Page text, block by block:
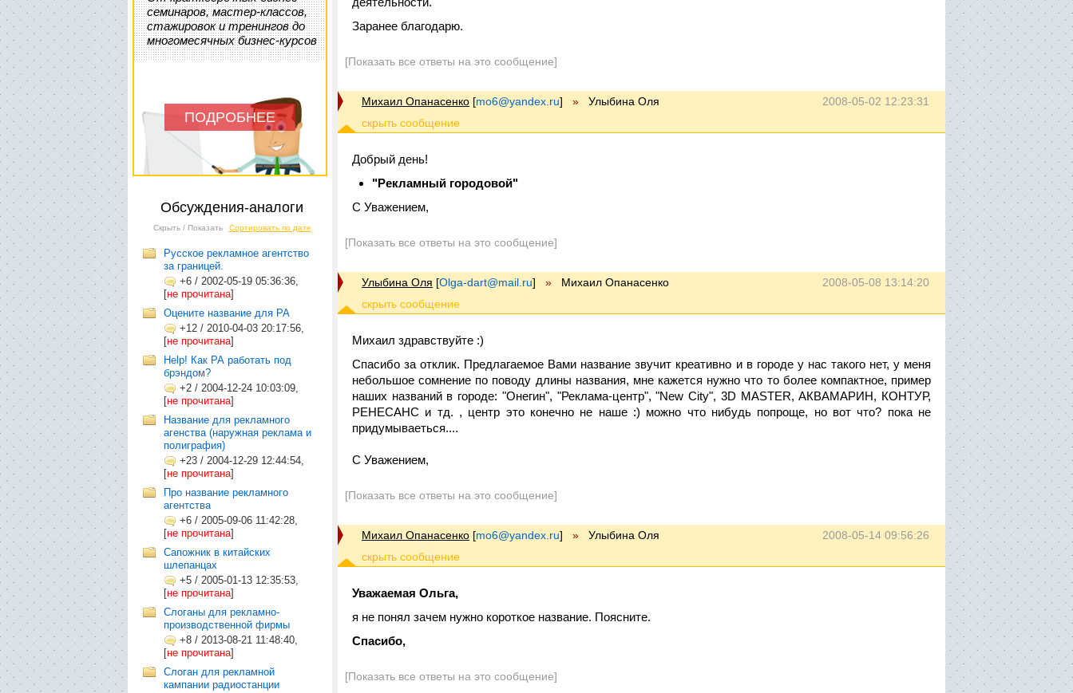
семинаров, мастер-классов,
стажировок и тренингов до
многомесячных бизнес-курсов
ПОДРОБНЕЕ
Обсуждения-аналоги
Скрыть / Показать Сортировать по дате
Русское рекламное агентство
за границей.
+6 / 2002-05-19 05:36:36,
[не прочитана]
Оцените название для РА
+12 / 2010-04-03 20:17:56,
[не прочитана]
Help! Как РА работать под
брэндом?
+2 / 2004-12-24 10:03:09,
[не прочитана]
Название для рекламного
агенства (наружная реклама и
полиграфия)
+23 / 2004-12-29 12:44:54,
[не прочитана]
Про название рекламного
агентства
+6 / 2005-09-06 11:42:28,
[не прочитана]
Сапожник в китайских
шлепанцах
+5 / 2005-01-13 12:35:53,
[не прочитана]
Слоганы для рекламно-
производственной фирмы
+8 / 2013-08-21 11:48:40,
[не прочитана]
Слоган для рекламной
кампании радиостанции
Заранее благодарю.
[Показать все ответы на это сообщение]
2008-05-02 12:23:31
Михаил Опанасенко [mo6@yandex.ru] » Улыбина Оля
Добрый день!
"Рекламный городовой"
С Уважением,
[Показать все ответы на это сообщение]
2008-05-08 13:14:20
Улыбина Оля [Olga-dart@mail.ru] » Михаил Опанасенко
Михаил здравствуйте :)
Спасибо за отклик. Предлагаемое Вами название звучит креативно и в городе у нас такого нет, у меня
небольшое сомнение по поводу длины названия, мне кажется нужно что то более компактное, пример
наших названий в городе: "Онегин", "Реклама-центр", "New City", 3D MASTER, АКВАМАРИН, КОНТУР,
РЕНЕСАНС и тд. , центр это конечно не наше :) можно что нибудь попроще, но вот что? пока не
придумываеться....
С Уважением,
[Показать все ответы на это сообщение]
2008-05-14 09:56:26
Михаил Опанасенко [mo6@yandex.ru] » Улыбина Оля
Уважаемая Ольга,
я не понял зачем нужно короткое название. Поясните.
Спасибо,
[Показать все ответы на это сообщение]